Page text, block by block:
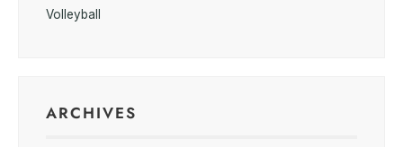
Volleyball
ARCHIVES